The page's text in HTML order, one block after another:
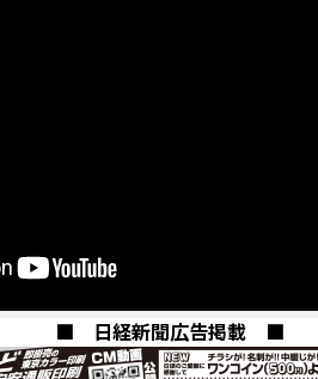
■ 日経新聞広告掲載 ■